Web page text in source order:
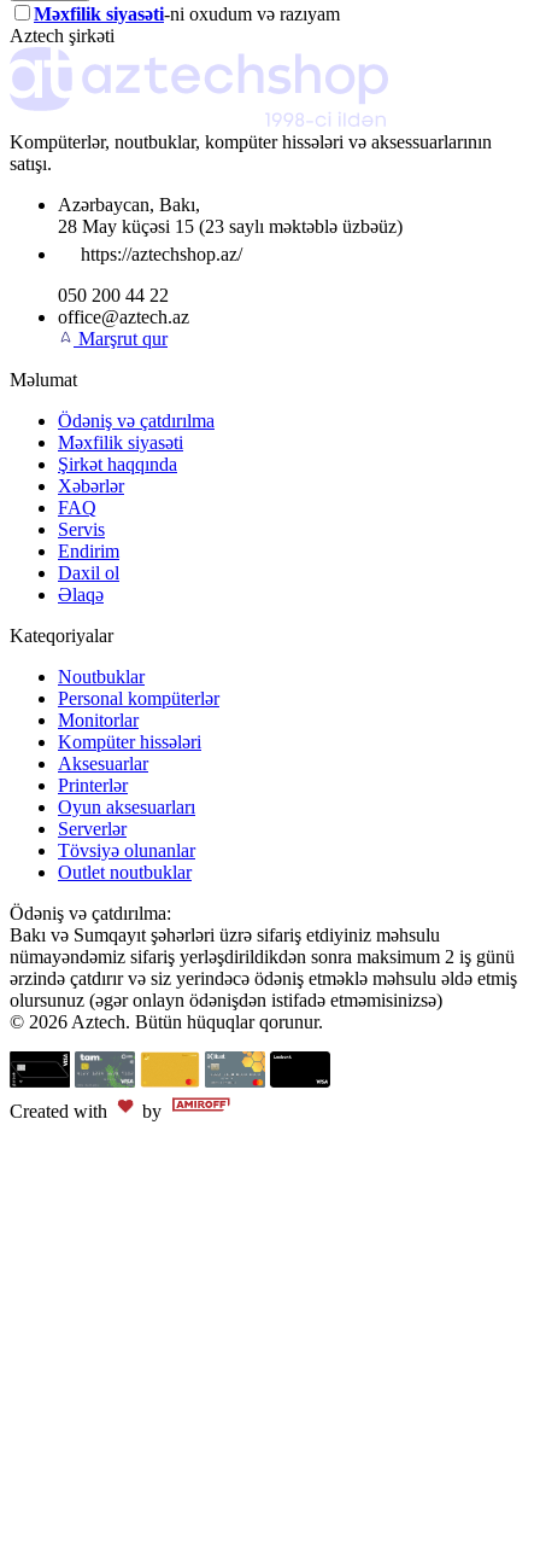
Məxfilik siyasəti-ni oxudum və razıyam
Aztech şirkəti
Kompüterlər, noutbuklar, kompüter hissələri və aksessuarlarının
satışı.
Azərbaycan, Bakı,
28 May küçəsi 15 (23 saylı məktəblə üzbəüz)
https://aztechshop.az/
050 200 44 22
office@aztech.az
Marşrut qur
Məlumat
Ödəniş və çatdırılma
Məxfilik siyasəti
Şirkət haqqında
Xəbərlər
FAQ
Servis
Endirim
Daxil ol
Əlaqə
Kateqoriyalar
Noutbuklar
Personal kompüterlər
Monitorlar
Kompüter hissələri
Aksesuarlar
Printerlər
Oyun aksesuarları
Serverlər
Tövsiyə olunanlar
Outlet noutbuklar
Ödəniş və çatdırılma:
Bakı və Sumqayıt şəhərləri üzrə sifariş etdiyiniz məhsulu
nümayəndəmiz sifariş yerləşdirildikdən sonra maksimum 2 iş günü
ərzində çatdırır və siz yerindəcə ödəniş etməklə məhsulu əldə etmiş
olursunuz (əgər onlayn ödənişdən istifadə etməmisinizsə)
© 2026 Aztech. Bütün hüquqlar qorunur.
Created with by